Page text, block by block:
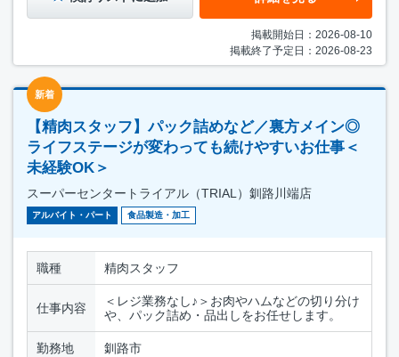
掲載開始日：2026-08-10
掲載終了予定日：2026-08-23
新着
【精肉スタッフ】パック詰めなど／裏方メイン◎
ライフステージが変わっても続けやすいお仕事＜
未経験OK＞
スーパーセンタートライアル（TRIAL）釧路川端店
アルバイト・パート 食品製造・加工
職種 精肉スタッフ
仕事内容
＜レジ業務なし♪＞お肉やハムなどの切り分け
や、パック詰め・品出しをお任せします。
勤務地 釧路市